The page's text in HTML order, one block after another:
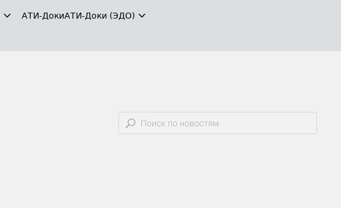
АТИ-ДокиАТИ-Доки (ЭДО)